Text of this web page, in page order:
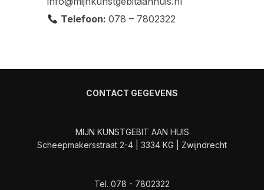
Telefoon:078 – 7802322
CONTACT GEGEVENS
MIJN KUNSTGEBIT AAN HUIS
Scheepmakersstraat 2-4 | 3334 KG | Zwijndrecht
Tel. 078 - 7802322